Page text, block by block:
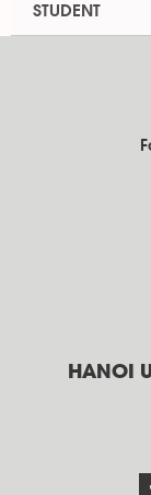
STUDENT
HANOI